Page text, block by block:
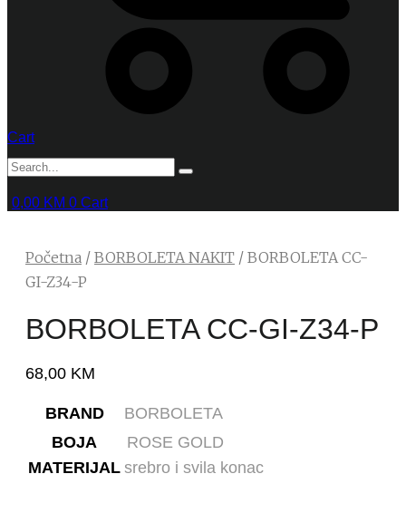
Cart
0,00 KM 0 Cart
Početna / BORBOLETA NAKIT / BORBOLETA CC-
GI-Z34-P
BORBOLETA CC-GI-Z34-P
68,00 KM
BRAND
BORBOLETA
BOJA
ROSE GOLD
MATERIJAL srebro i svila konac